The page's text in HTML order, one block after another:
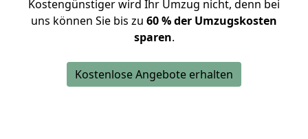
Kostengünstiger wird Ihr Umzug nicht, denn bei
uns können Sie bis zu 60 % der Umzugskosten
sparen.
Kostenlose Angebote erhalten